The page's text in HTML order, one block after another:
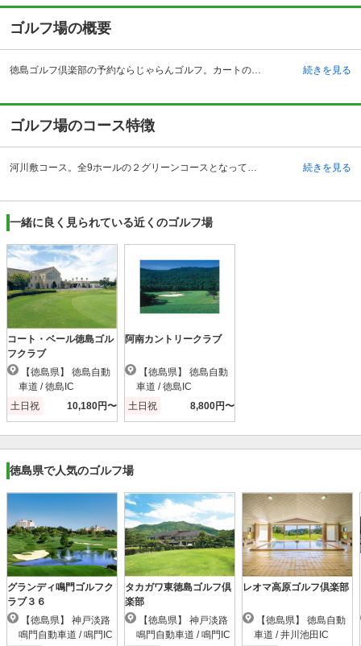
ゴルフ場の概要
徳島ゴルフ倶楽部の予約ならじゃらんゴルフ。カートの有無や利用税、キャンセル料、ナイター設備、駐車場などのコース情報はもちろん、口コミ、フォトギャラリーなどコースの難易度や攻略に役立つ情報充実、予約する度にポイントが貯まるのでお得にゴルフをお楽しみ頂けます。 この徳島ゴルフ倶楽部は、徳県徳島市の吉野川と鮎喰川沿いに位置する、水と緑のあふれるフラットな河川敷コースです。昭和34年開場の、佐藤儀一氏設計による、歴史ある河川敷コースとして多くのプレーヤーに親しまれています。徳島自動車道・徳島インターチェンジより、旧国道11号を北上し、吉野川橋手前を左折し、約1キロメートル。ＪＲ徳島線・徳島駅からタクシーで約7分と交通の便もよく、県下唯一のウォーキングコースで、健康促進にウォーキングゴルフを楽しめます。また、市街地にあるので手軽にプレーすることができます。父母同伴プレーも可能で、ジュニア料金の設定もあるので、近くの市民吉野川運動場と合わせて、休日に家族と楽しみたいゴルフ場です。 続きを見る
ゴルフ場のコース特徴
河川敷コース。全9ホールの２グリーンコースとなっており、初心者、女性、ジュニアに最適です。吉野川右岸の河川敷に造成された、水と緑のあふれるフラットなコースとなっており、起伏はないが、フェアウェイが狭く、50あまりのバンカーと、3つの人工芝を配しているのでかなり難しいです。1番は右に池、左はOBの堤防があります。5番は左側が川で、左ドッグレッグ。6番のドッグレッグや8番の池とバンカーの効いたショートホールなどは、個性的で味のあるホールとなっています。グリーンはベントで広く、アンジュレーションが効いています。河川敷のため、ポイントは風。このコースで練習すれば、距離感や風の読みはレベルアップしそうです。手入れも良く、上級者も楽しめるコース構成です。 続きを見る
一緒に良く見られている近くのゴルフ場
コート・ベール徳島ゴル
フクラブ
車道 / 徳島IC
土日祝
10,180円〜
阿南カントリークラブ
車道 / 徳島IC
土日祝
8,800円〜
徳島県で人気のゴルフ場
グランディ鳴門ゴルフク
ラブ３６
鳴門自動車道 / 鳴門IC
タカガワ東徳島ゴルフ倶
楽部
鳴門自動車道 / 鳴門IC
レオマ高原ゴルフ倶楽部
車道 / 井川池田IC